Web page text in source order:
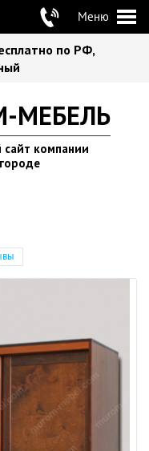
Меню
по РФ,
МЕБЕЛЬ
компании